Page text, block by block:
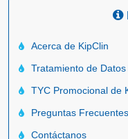
Acerca de KipClin
Tratamiento de
TYC Promocional de
Preguntas Frecuentes
Contáctanos